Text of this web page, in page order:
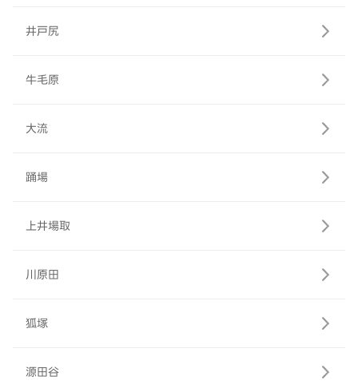
井戸尻
牛毛原
大流
踊場
上井場取
川原田
狐塚
源田谷